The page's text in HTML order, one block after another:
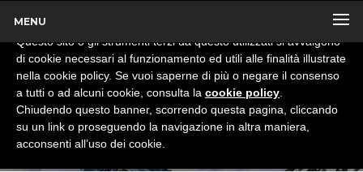
MENU x
Informativa
Questo sito o gli strumenti terzi da questo utilizzati si avvalgono
di cookie necessari al funzionamento ed utili alle finalità illustrate
nella cookie policy. Se vuoi saperne di più o negare il consenso
a tutti o ad alcuni cookie, consulta la cookie policy
Chiudendo questo banner, scorrendo questa pagina, cliccando
su un link o proseguendo la navigazione in altra maniera,
acconsenti all’uso dei cookie.